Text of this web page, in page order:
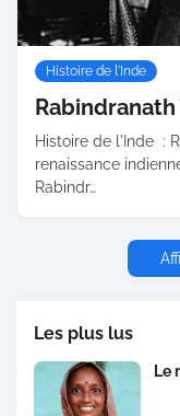
Histoire de l'Inde
Rabindranath
Histoire de l'Inde :
renaissance
Rabindr…
Les plus lus
Le